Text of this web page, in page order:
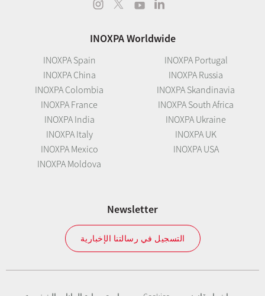
INOXPA Worldwide
INOXPA Spain
INOXPA China
INOXPA Colombia
INOXPA France
INOXPA India
INOXPA Italy
INOXPA Mexico
INOXPA Moldova
INOXPA Portugal
INOXPA Russia
INOXPA Skandinavia
INOXPA South Africa
INOXPA Ukraine
INOXPA UK
INOXPA USA
Newsletter
التسجيل في رسالتنا الإخبارية